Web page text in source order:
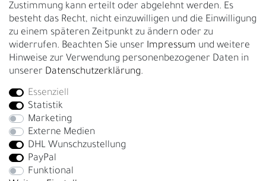
Garantie
GESCHÄFTSKUNDEN & HÄNDLER
B2B Geschäftskunden
Bei Fragen wenden Sie sich direkt an unser Service-Team.
+4917663727338
Montag - Freitag, 09:00 - 14:00
info@fronhofer.com
Gürtelmanufaktur Fronhofer, 93053 Regensburg, Nelkenweg 3b
Zustimmung kann erteilt oder abgelehnt werden. Es
besteht das Recht, nicht einzuwilligen und die Einwilligung
zu einem späteren Zeitpunkt zu ändern oder zu
widerrufen. Beachten Sie unser Impressum und weitere
Hinweise zur Verwendung personenbezogener Daten in
unserer Daten­schutz­erklärung.
Essenziell
Statistik
Marketing
Externe Medien
DHL Wunschzustellung
PayPal
Funktional